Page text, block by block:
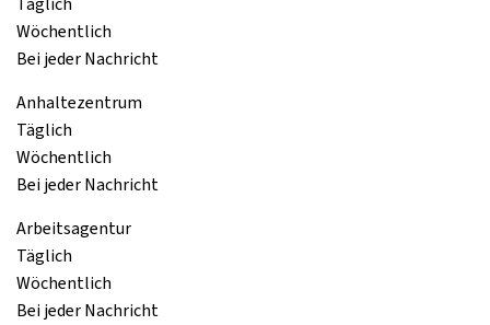
Wöchentlich
Bei jeder Nachricht
Anhaltezentrum
Täglich
Wöchentlich
Bei jeder Nachricht
Arbeitsagentur
Täglich
Wöchentlich
Bei jeder Nachricht